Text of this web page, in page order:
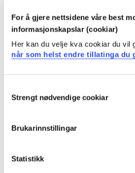
For å gjere nettsidene våre best
informasjonskapslar (cookiar)
Her kan du velje kva cookiar du vil
når som helst endre tillatinga du
Selection
Strengt nødvendige cookiar
Brukarinnstillingar
Statistikk
INFS400
Fordjuping i